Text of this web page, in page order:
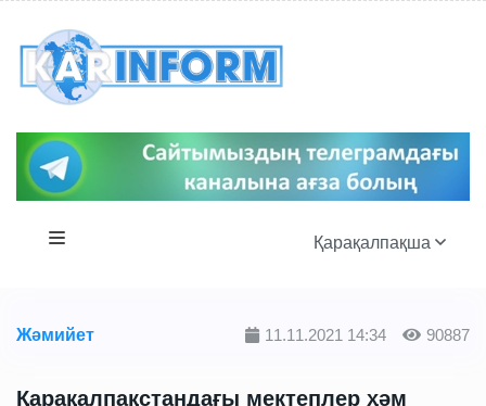
Қарақалпақша
Жәмийет 11.11.2021 14:34 90887
Қарақалпақстандағы мектеплер ҳәм